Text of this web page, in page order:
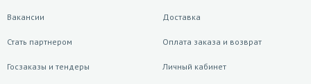
Вакансии
Стать партнером
Госзаказы и тендеры
Доставка
Оплата заказа и возврат
Личный кабинет